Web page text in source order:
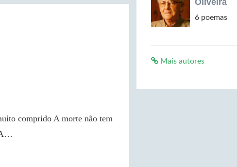
A…
Oliveira
6 poemas
Mais autores